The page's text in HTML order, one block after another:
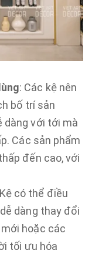
: Các kệ nên
bố trí sản
dàng với tới mà
Các sản phẩm
đến cao, với
có thể điều
dàng thay đổi
hoặc các
tối ưu hóa